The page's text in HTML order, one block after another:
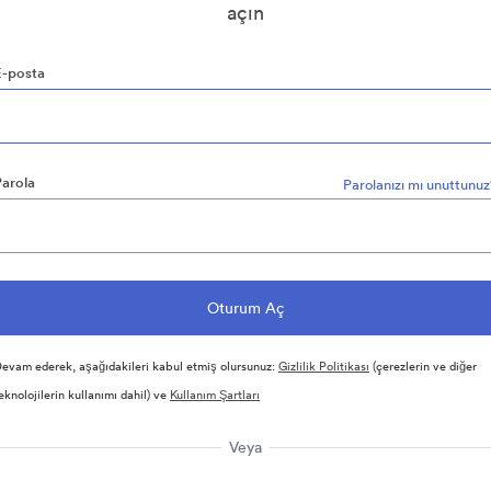
açın
posta
Parolanızı mı
ederek, aşağıdakileri kabul etmiş olursunuz:Gizlilik Politikası (çerezlerin ve diğer
kullanımı dahil) ve Kullanım Şartları
Veya